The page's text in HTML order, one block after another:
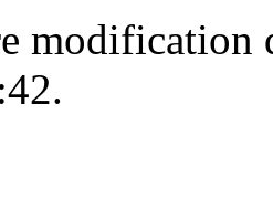
modification